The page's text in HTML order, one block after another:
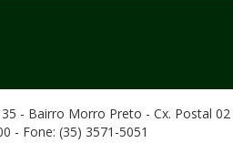
- Bairro Morro Preto - Cx. Postal 02
- Fone: (35) 3571-5051